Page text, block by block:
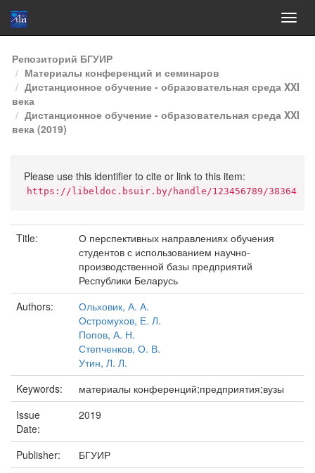
Skip
navigation
Репозиторий БГУИР
Материалы конференций и семинаров
Дистанционное обучение - образовательная среда XXI
века
Дистанционное обучение - образовательная среда XXI
века (2019)
Please use this identifier to cite or link to this item:
https://libeldoc.bsuir.by/handle/123456789/38364
Title:
О перспективных направлениях обучения
студентов с использованием научно-
производственной базы предприятий
Республики Беларусь
Authors:
Ольховик, А. А.
Остромухов, Е. Л.
Попов, А. Н.
Степченков, О. В.
Утин, Л. Л.
Keywords:
материалы конференций;предприятия;вузы
Issue
Date:
2019
Publisher:
БГУИР